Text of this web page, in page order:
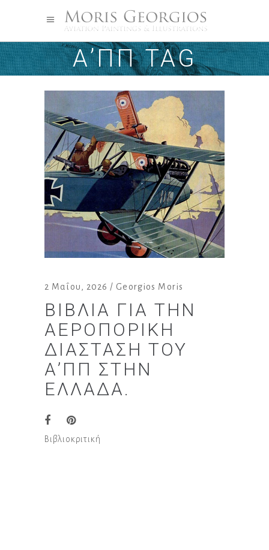
Α’ΠΠ TAG
2 Μαΐου, 2026 Georgios Moris
ΒΙΒΛΊΑ ΓΙΑ ΤΗΝ
ΑΕΡΟΠΟΡΙΚΉ
ΔΙΆΣΤΑΣΗ ΤΟΥ
Α’ΠΠ ΣΤΗΝ
ΕΛΛΆΔΑ.
Βιβλιοκριτική